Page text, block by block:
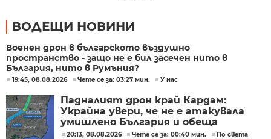
ВОДЕЩИ НОВИНИ
Военен дрон в българското въздушно
пространство - защо не е бил засечен нито в
България, нито в Румъния?
19:45, 08.08.2026 Чете се за: 03:27 мин. У нас
Падналият дрон край Кардам:
Украйна увери, че не е атакувала
умишлено България и обеща
разследване
20:13, 08.08.2026 Чете се за: 00:40 мин. По света